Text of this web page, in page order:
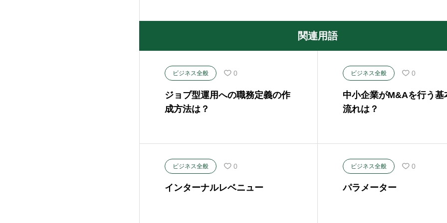
関連用語
ビジネス全般 0
ジョブ型運用への職務定義の作
成方法は？
ビジネス全般 0
中小企業がM&Aを行う基
流れは？
ビジネス全般 0
インターナルレベニュー
ビジネス全般 0
パラメーター